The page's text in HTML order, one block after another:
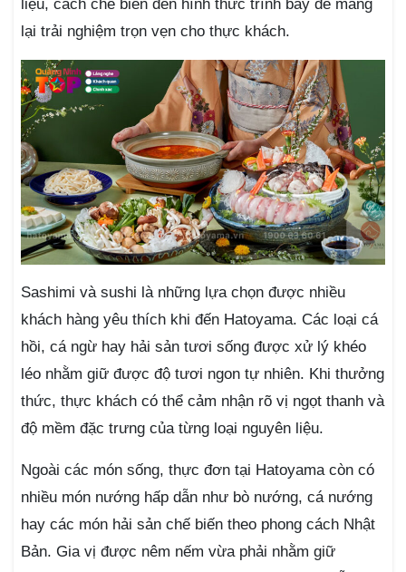
liệu, cách chế biến đến hình thức trình bày để mang
lại trải nghiệm trọn vẹn cho thực khách.
Sashimi và sushi là những lựa chọn được nhiều
khách hàng yêu thích khi đến Hatoyama. Các loại cá
hồi, cá ngừ hay hải sản tươi sống được xử lý khéo
léo nhằm giữ được độ tươi ngon tự nhiên. Khi thưởng
thức, thực khách có thể cảm nhận rõ vị ngọt thanh và
độ mềm đặc trưng của từng loại nguyên liệu.
Ngoài các món sống, thực đơn tại Hatoyama còn có
nhiều món nướng hấp dẫn như bò nướng, cá nướng
hay các món hải sản chế biến theo phong cách Nhật
Bản. Gia vị được nêm nếm vừa phải nhằm giữ